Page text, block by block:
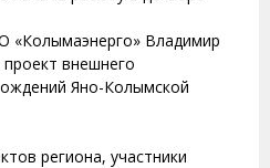
«Колымаэнерго» Владимир
внешнего
Яно-Колымской
региона, участники